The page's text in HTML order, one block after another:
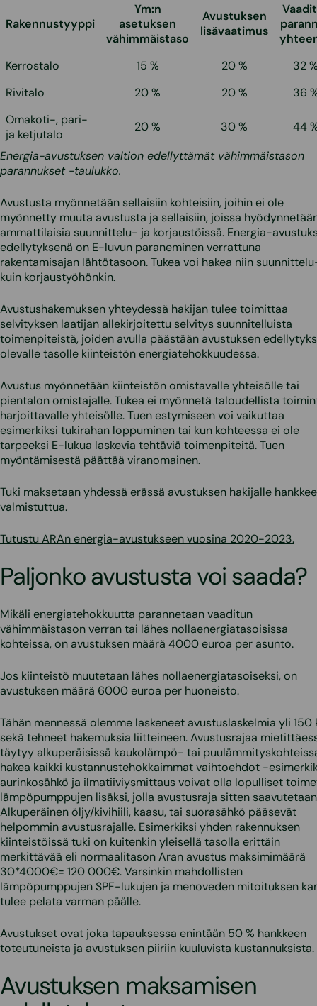
Rakennustyyppi
Ym:n
asetuksen
vähimmäistaso
Avustuksen
lisävaatimus
Kerrostalo
15 % 20 %
32
Rivitalo
20 % 20 %
36
Omakoti-, pari-
ja ketjutalo
20 % 30 %
44
Energia-avustuksen valtion edellyttämät vähimmäistason
parannukset -taulukko.
Avustusta myönnetään sellaisiin kohteisiin, joihin ei ole
myönnetty muuta avustusta ja sellaisiin, joissa
ammattilaisia suunnittelu- ja korjaustöissä. Energia-
edellytyksenä on E-luvun paraneminen verrattuna
rakentamisajan lähtötasoon. Tukea voi hakea niin
kuin korjaustyöhönkin.
Avustushakemuksen yhteydessä hakijan tulee toimittaa
selvityksen laatijan allekirjoitettu selvitys suunnitelluista
toimenpiteistä, joiden avulla päästään avustuksen
olevalle tasolle kiinteistön energiatehokkuudessa.
Avustus myönnetään kiinteistön omistavalle yhteisölle tai
pientalon omistajalle. Tukea ei myönnetä taloudellista
harjoittavalle yhteisölle. Tuen estymiseen voi vaikuttaa
esimerkiksi tukirahan loppuminen tai kun kohteessa ei ole
tarpeeksi E-lukua laskevia tehtäviä toimenpiteitä. Tuen
myöntämisestä päättää viranomainen.
Tuki maksetaan yhdessä erässä avustuksen hakijalle
valmistuttua.
Tutustu ARAn energia-avustukseen vuosina 2020-2023.
Paljonko avustusta voi saada?
Mikäli energiatehokkuutta parannetaan vaaditun
vähimmäistason verran tai lähes nollaenergiatasoisissa
kohteissa, on avustuksen määrä 4000 euroa per asunto.
Jos kiinteistö muutetaan lähes nollaenergiatasoiseksi, on
avustuksen määrä 6000 euroa per huoneisto.
Tähän mennessä olemme laskeneet avustuslaskelmia yli 150
sekä tehneet hakemuksia liitteineen. Avustusrajaa
täytyy alkuperäisissä kaukolämpö- tai
hakea kaikki kustannustehokkaimmat vaihtoehdot -
aurinkosähkö ja ilmatiiviysmittaus voivat olla lopulliset
lämpöpumppujen lisäksi, jolla avustusraja sitten
Alkuperäinen öljy/kivihiili, kaasu, tai suorasähkö pääsevät
helpommin avustusrajalle. Esimerkiksi yhden rakennuksen
kiinteistöissä tuki on kuitenkin yleisellä tasolla erittäin
merkittävää eli normaalitason Aran avustus maksimimäärä
30*4000€= 120 000€. Varsinkin mahdollisten
lämpöpumppujen SPF-lukujen ja menoveden mitoituksen
tulee pelata varman päälle.
Avustukset ovat joka tapauksessa enintään 50 % hankkeen
toteutuneista ja avustuksen piiriin kuuluvista kustannuksista.
Avustuksen maksamisen